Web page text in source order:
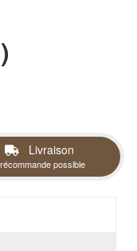
Livraison
possible